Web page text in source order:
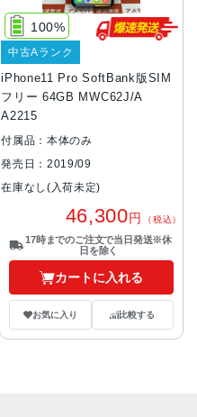
iPhone11 Pro SoftBank版SIM
フリー 64GB MWC62J/A
A2215
100%
中古Aランク
付属品：本体のみ
発売日：2019/09
在庫なし(入荷未定)
46,300円 （税込）
17時までのご注文で当日発送※休
日を除く
カートに入れる
お気に入り 比較する